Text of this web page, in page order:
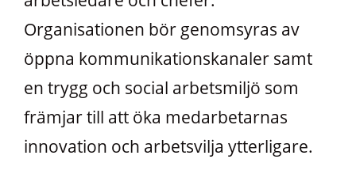
Organisationen bör genomsyras av
öppna kommunikationskanaler samt
en trygg och social arbetsmiljö som
främjar till att öka medarbetarnas
innovation och arbetsvilja ytterligare.